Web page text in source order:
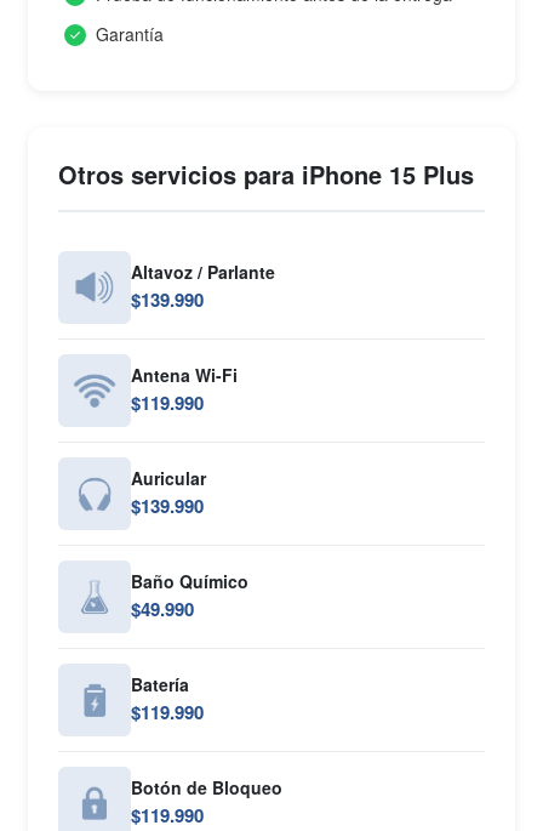
Garantía
Otros servicios para iPhone 15 Plus
Altavoz / Parlante
$139.990
Antena Wi-Fi
$119.990
Auricular
$139.990
Baño Químico
$49.990
Batería
$119.990
Botón de Bloqueo
$119.990